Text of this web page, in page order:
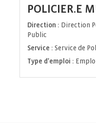
POLICIER.E
Direction : Direction
Public
Service : Service de
Type d'emploi :